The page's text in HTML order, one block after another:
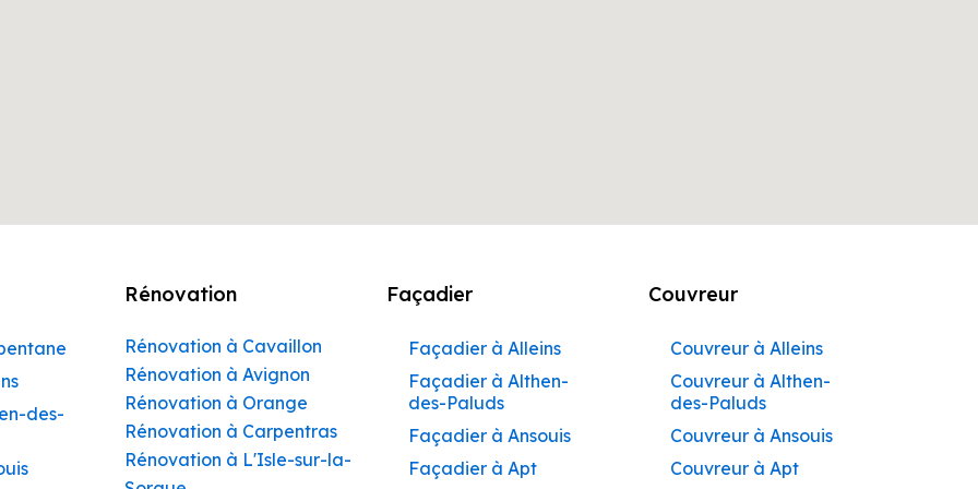
des-
Rénovation
Rénovation à Cavaillon
Rénovation à Avignon
Rénovation à Orange
Rénovation à Carpentras
Rénovation à L'Isle-sur-la-
Façadier
Façadier à Alleins
Façadier à Althen-
des-Paluds
Façadier à Ansouis
Façadier à Apt
Couvreur
Couvreur à Alleins
Couvreur à Althen-
des-Paluds
Couvreur à Ansouis
Couvreur à Apt